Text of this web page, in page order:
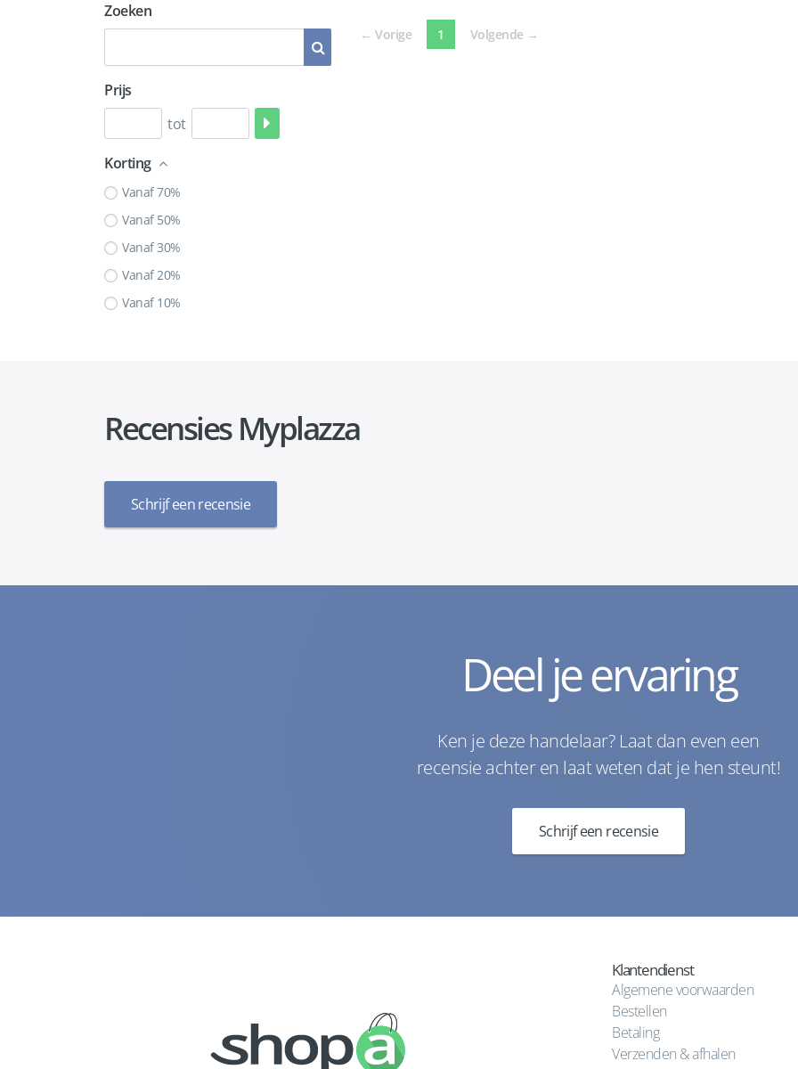
Zoeken
Prijs
tot
Korting
Vanaf 70%
Vanaf 50%
Vanaf 30%
Vanaf 20%
Vanaf 10%
←Vorige 1 (current)Volgende→
Recensies Myplazza
Schrijf een recensie
Deel je ervaring
Ken je deze handelaar? Laat dan even een
recensie achter en laat weten dat je hen steunt!
Schrijf een recensie
Klantendienst
Algemene voorwaarden
Bestellen
Betaling
Verzenden & afhalen